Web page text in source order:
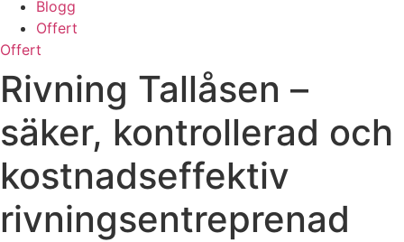
Blogg
Offert
Offert
Rivning Tallåsen –
säker, kontrollerad och
kostnadseffektiv
rivningsentreprenad